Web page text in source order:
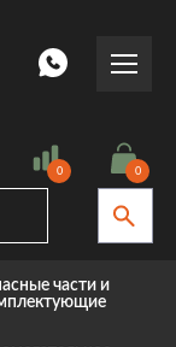
0 0
части и